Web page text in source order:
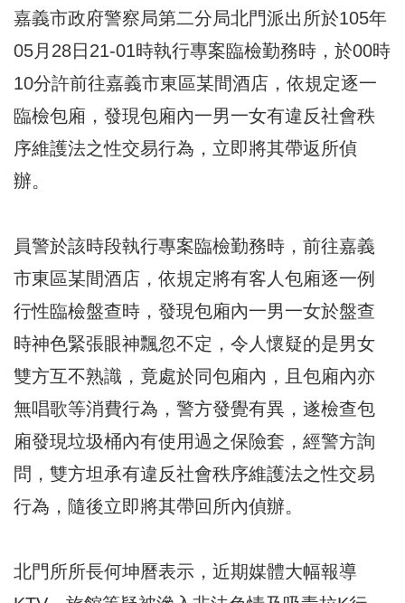
嘉義市政府警察局第二分局北門派出所於105年
05月28日21-01時執行專案臨檢勤務時，於00時
10分許前往嘉義市東區某間酒店，依規定逐一
臨檢包廂，發現包廂內一男一女有違反社會秩
序維護法之性交易行為，立即將其帶返所偵
辦。
員警於該時段執行專案臨檢勤務時，前往嘉義
市東區某間酒店，依規定將有客人包廂逐一例
行性臨檢盤查時，發現包廂內一男一女於盤查
時神色緊張眼神飄忽不定，令人懷疑的是男女
雙方互不熟識，竟處於同包廂內，且包廂內亦
無唱歌等消費行為，警方發覺有異，遂檢查包
廂發現垃圾桶內有使用過之保險套，經警方詢
問，雙方坦承有違反社會秩序維護法之性交易
行為，隨後立即將其帶回所內偵辦。
北門所所長何坤曆表示，近期媒體大幅報導